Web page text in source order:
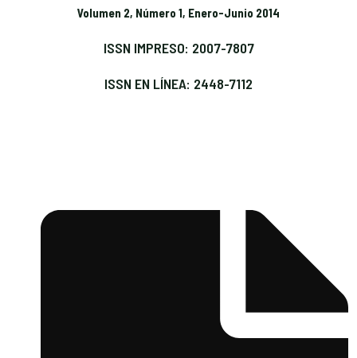
Volumen 2, Número 1, Enero-Junio 2014
ISSN IMPRESO: 2007-7807
ISSN EN LÍNEA: 2448-7112